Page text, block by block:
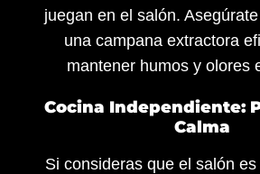
juegan en el salón.
una campana extractora
mantener humos y olores
Cocina Independiente:
Calma
Si consideras que el salón